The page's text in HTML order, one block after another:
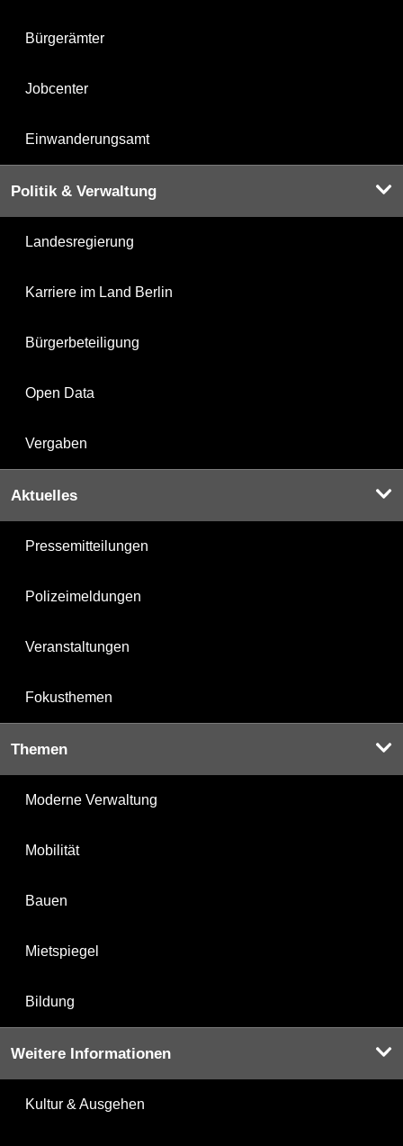
Bürgerämter
Jobcenter
Einwanderungsamt
Politik & Verwaltung
Landesregierung
Karriere im Land Berlin
Bürgerbeteiligung
Open Data
Vergaben
Aktuelles
Pressemitteilungen
Polizeimeldungen
Veranstaltungen
Fokusthemen
Themen
Moderne Verwaltung
Mobilität
Bauen
Mietspiegel
Bildung
Weitere Informationen
Kultur & Ausgehen